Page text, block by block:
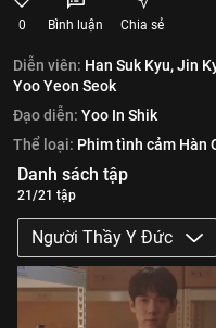
0 Bình luận Chia sẻ
Diễn viên: Han Suk Kyu,Jin
Yoo Yeon Seok
Đạo diễn: Yoo In Shik
Thể loại: Phim tình cảm Hàn
Danh sách tập
21/21 tập
Người Thầy Y Đức